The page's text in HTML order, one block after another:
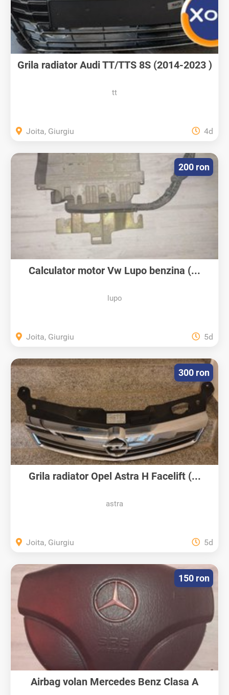
Grila radiator Audi TT/TTS 8S (2014-2023 )
tt
Joita, Giurgiu 4d
Calculator motor Vw Lupo benzina (...
lupo
200 ron
Joita, Giurgiu 5d
Grila radiator Opel Astra H Facelift (...
astra
300 ron
Joita, Giurgiu 5d
Airbag volan Mercedes Benz Clasa A
150 ron